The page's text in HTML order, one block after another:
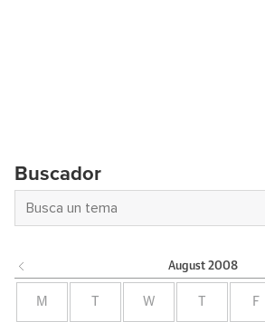
Buscador
August 2008
M W F